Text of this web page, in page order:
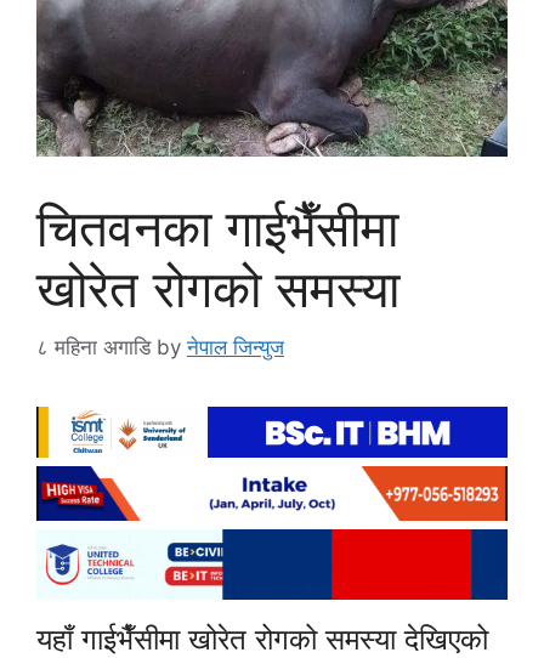
चितवनका गाईभैँसीमा
खोरेत रोगको समस्या
८ महिना अगाडि byनेपाल जिन्युज
यहाँ गाईभैँसीमा खोरेत रोगको समस्या देखिएको